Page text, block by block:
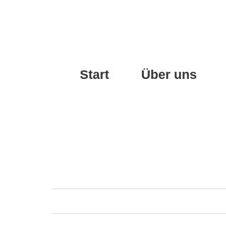
Start Über uns